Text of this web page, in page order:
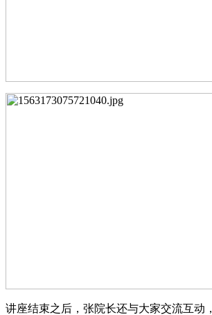
讲座结束之后，张院长还与大家交流互动